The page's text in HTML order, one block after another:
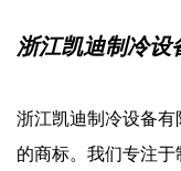
浙江凯迪制冷设
浙江凯迪制冷设备有
的商标。我们专注